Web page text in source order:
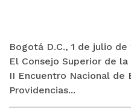
Bogotá D.C., 1 de julio
El Consejo Superior de
II Encuentro Nacional de
Providencias...